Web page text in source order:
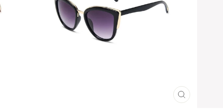
סגור